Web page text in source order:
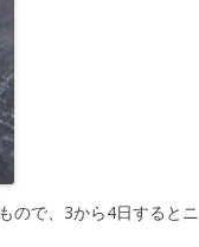
ので、3から4日するとニ